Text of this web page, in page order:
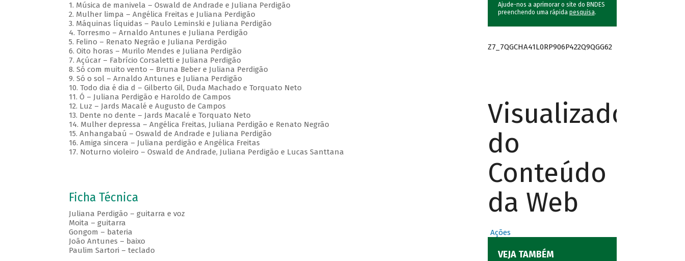
1. Música de manivela – Oswald de Andrade e Juliana Perdigão
2. Mulher limpa – Angélica Freitas e Juliana Perdigão
3. Máquinas líquidas – Paulo Leminski e Juliana Perdigão
4. Torresmo – Arnaldo Antunes e Juliana Perdigão
5. Felino – Renato Negrão e Juliana Perdigão
6. Oito horas – Murilo Mendes e Juliana Perdigão
7. Açúcar – Fabrício Corsaletti e Juliana Perdigão
8. Só com muito vento – Bruna Beber e Juliana Perdigão
9. Só o sol – Arnaldo Antunes e Juliana Perdigão
10. Todo dia é dia d – Gilberto Gil, Duda Machado e Torquato Neto
11. Ó – Juliana Perdigão e Haroldo de Campos
12. Luz – Jards Macalé e Augusto de Campos
13. Dente no dente – Jards Macalé e Torquato Neto
14. Mulher depressa – Angélica Freitas, Juliana Perdigão e Renato Negrão
15. Anhangabaú – Oswald de Andrade e Juliana Perdigão
16. Amiga sincera – Juliana perdigão e Angélica Freitas
17. Noturno violeiro – Oswald de Andrade, Juliana Perdigão e Lucas Santtana
Ficha Técnica
Juliana Perdigão – guitarra e voz
Moita – guitarra
Gongom – bateria
João Antunes – baixo
Paulim Sartori – teclado
Ajude-nos a aprimorar o site do BNDES
preenchendo uma rápida pesquisa.
Z7_7QGCHA41L0RP906P422Q9QGG62
Visualizador
do
Conteúdo
da Web
Ações
VEJA TAMBÉM